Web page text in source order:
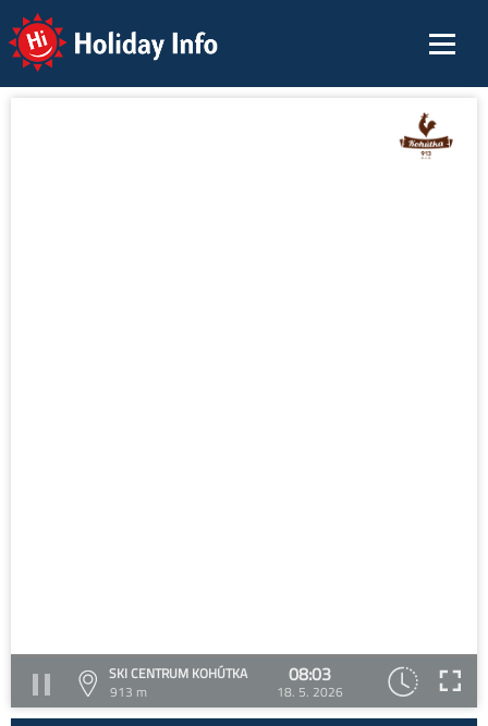
Holiday Info
SKI CENTRUM KOHÚTKA
913 m
08:03
18. 5. 2026